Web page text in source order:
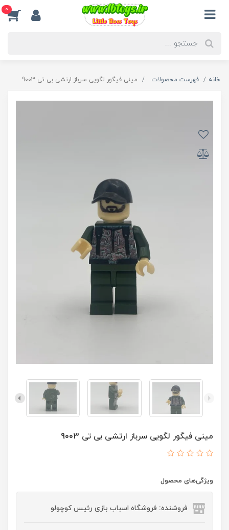
0
خانه فهرست محصولات مینی فیگور لگویی سرباز ارتشی بی تی 9003
مینی فیگور لگویی سرباز ارتشی بی تی 9003
ویژگی‌های محصول
فروشنده: فروشگاه اسباب بازی رئیس کوچولو